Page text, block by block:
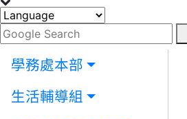
學務處本部
生活輔導組